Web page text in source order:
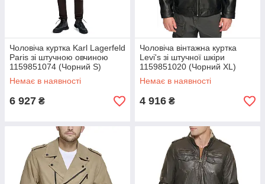
Чоловіча куртка Karl Lagerfeld
Paris зі штучною овчиною
1159851074 (Чорний S)
Немає в наявності
6 927 ₴
Чоловіча вінтажна куртка
Levi's зі штучної шкіри
1159851020 (Чорний XL)
Немає в наявності
4 916 ₴